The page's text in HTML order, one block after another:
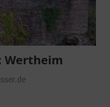
Wertheim